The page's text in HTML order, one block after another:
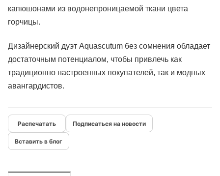
капюшонами из водонепроницаемой ткани цвета
горчицы.
Дизайнерский дуэт Aquascutum без сомнения обладает
достаточным потенциалом, чтобы привлечь как
традиционно настроенных покупателей, так и модных
авангардистов.
Подписаться на новости
Вставить в блог